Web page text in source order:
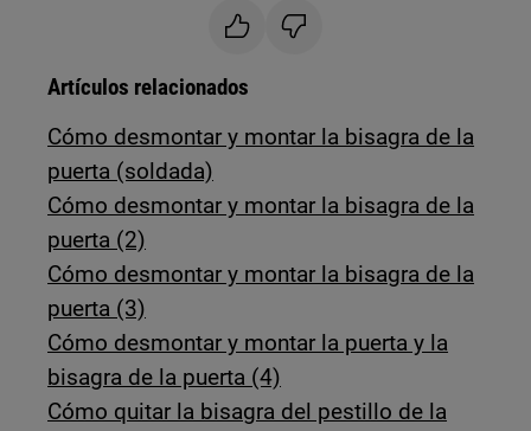
Artículos relacionados
Cómo desmontar y montar la bisagra de la
puerta (soldada)
Cómo desmontar y montar la bisagra de la
puerta (2)
Cómo desmontar y montar la bisagra de la
puerta (3)
Cómo desmontar y montar la puerta y la
bisagra de la puerta (4)
Cómo quitar la bisagra del pestillo de la